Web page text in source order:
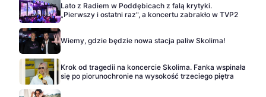
Lato z Radiem w Poddębicach z falą krytyki.
„Pierwszy i ostatni raz", a koncertu zabrakło w TVP2
Wiemy, gdzie będzie nowa stacja paliw Skolima!
Krok od tragedii na koncercie Skolima. Fanka wspinała
się po piorunochronie na wysokość trzeciego piętra